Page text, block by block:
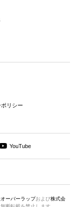
リシー
YouTube
ーバーラップおよび株式会